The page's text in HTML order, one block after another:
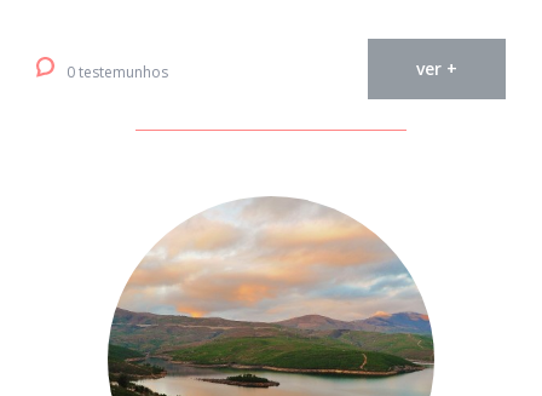
0 testemunhos ver +